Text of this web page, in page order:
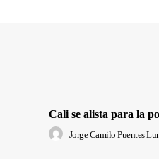
Cali se alista para la
Jorge Camilo Puentes